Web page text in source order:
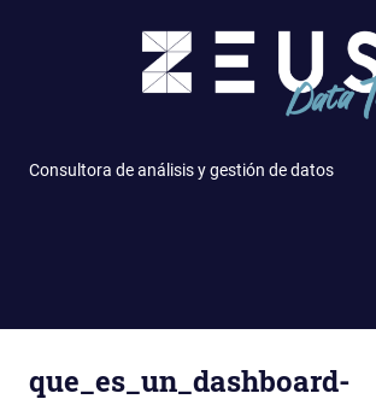
Consultora de análisis y gestión de datos
que_es_un_dashboard-